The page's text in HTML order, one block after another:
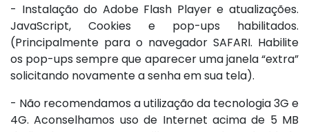
- Instalação do Adobe Flash Player e atualizações.
JavaScript, Cookies e pop-ups habilitados.
(Principalmente para o navegador SAFARI. Habilite
os pop-ups sempre que aparecer uma janela “extra”
solicitando novamente a senha em sua tela).
- Não recomendamos a utilização da tecnologia 3G e
4G. Aconselhamos uso de Internet acima de 5 MB